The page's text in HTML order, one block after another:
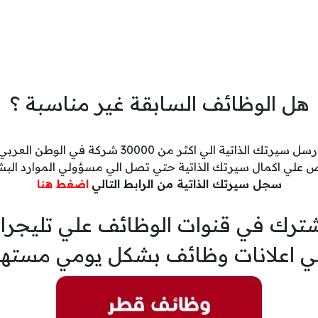
هل الوظائف السابقة غير مناسبة ؟
سيرتك الذاتية الي اكثر من 30000 شركة في الوطن العربي
علي اكمال سيرتك الذاتية حتي تصل الي مسؤولي الموارد
سجل سيرتك الذاتية من الرابط التالي اضغط هنا
في قنوات الوظائف علي
اعلانات وظائف بشكل يومي